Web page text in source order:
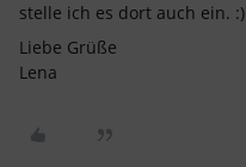
stelle ich es dort auch ein. :)
Liebe Grüße
Lena